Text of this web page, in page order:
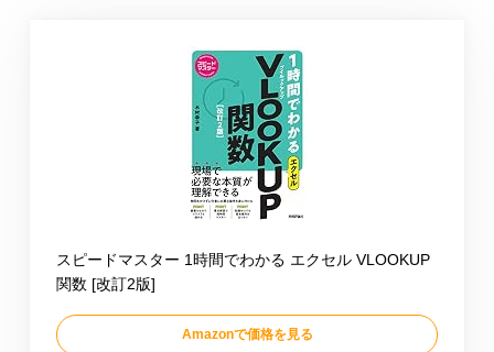
スピードマスター 1時間でわかる エクセル VLOOKUP
関数 [改訂2版]
Amazonで価格を見る